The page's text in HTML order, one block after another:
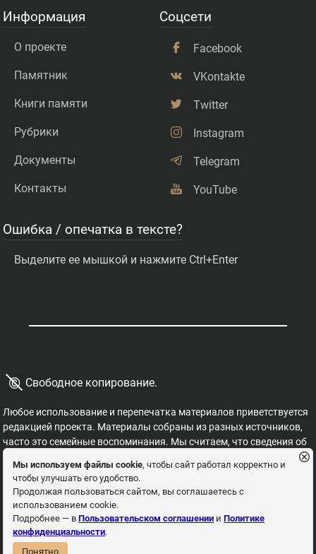
Информация
О проекте
Памятник
Книги памяти
Рубрики
Документы
Контакты
Соцсети
Facebook
VKontakte
Twitter
Instagram
Telegram
YouTube
Ошибка / опечатка в тексте?
Выделите ее мышкой и нажмите Ctrl+Enter
© Свободное копирование.
Любое использование и перепечатка материалов приветствуется
редакцией проекта. Материалы собраны из разных источников,
часто это семейные воспоминания. Мы считаем, что сведения об
этих важных страницах истории должны быть свободными для
распространения, на них не могут накладываться никакие
ограничения. Это наша история, и мы обязаны ее знать,
сохранять и рассказывать детям.
Пользовательское соглашение
Политика
конфиденциальности
Мы используем файлы cookie, чтобы сайт работал корректно и
чтобы улучшать его удобство.
Продолжая пользоваться сайтом, вы соглашаетесь с
использованием cookie.
Подробнее — вПользовательском соглашении иПолитике
конфиденциальности.
Понятно